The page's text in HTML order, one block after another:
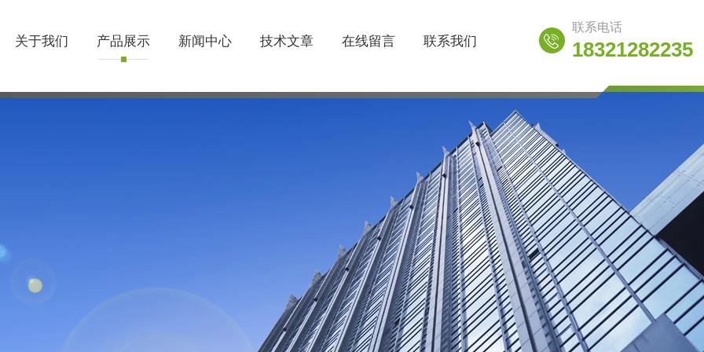
关于我们 产品展示 新闻中心 技术文章 在线留言 联系我们
联系电话
18321282235